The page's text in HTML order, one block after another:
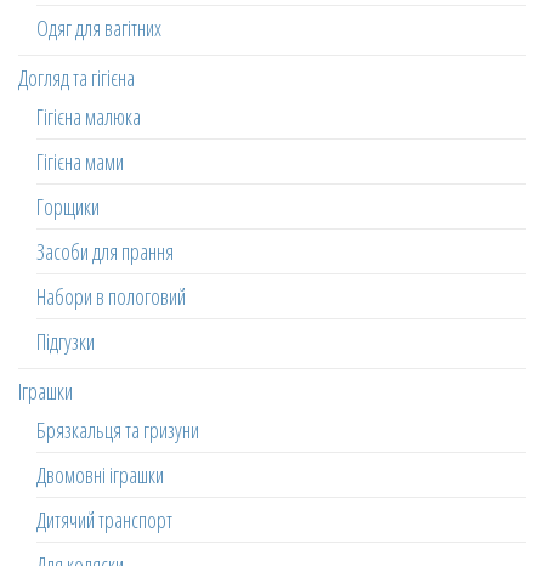
Одяг для вагітних
Догляд та гігієна
Гігієна малюка
Гігієна мами
Горщики
Засоби для прання
Набори в пологовий
Підгузки
Іграшки
Брязкальця та гризуни
Двомовні іграшки
Дитячий транспорт